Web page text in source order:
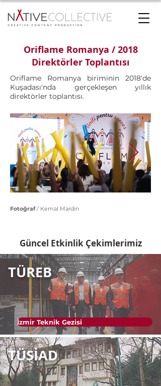
Oriflame Romanya / 2018
Direktörler Toplantısı
Oriflame Romanya biriminin 2018'de
Kuşadası'nda gerçekleşen yıllık
direktörler toplantısı.
Fotoğraf/ Kemal Mardin
Güncel Etkinlik Çekimlerimiz
TÜREB
İzmir Teknik Gezisi
TÜSİAD